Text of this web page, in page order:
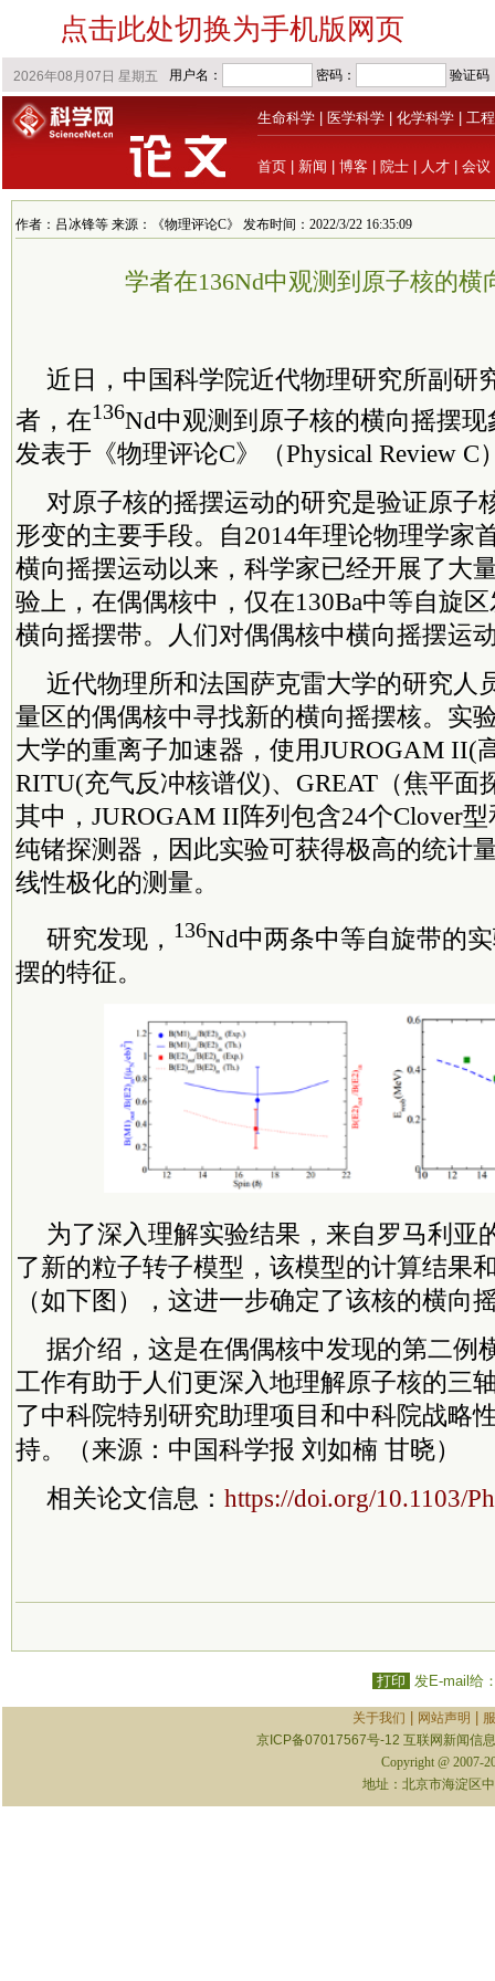
点击此处切换为手机版网页
生命科学 医学科学 化学科学 工
首页 新闻 博客 院士 人才 会议
作者：吕冰锋等 来源：《物理评论C》 发布时间：2022/3/22 16:35:09
学者在136Nd中观测到原子核的横
近日，中国科学院近代物理研究所副研
者，在136Nd中观测到原子核的横向摇摆
发表于《物理评论C》（Physical Review C
对原子核的摇摆运动的研究是验证原子
形变的主要手段。自2014年理论物理学家
横向摇摆运动以来，科学家已经开展了大
验上，在偶偶核中，仅在130Ba中等自旋
横向摇摆带。人们对偶偶核中横向摇摆运
近代物理所和法国萨克雷大学的研究人
量区的偶偶核中寻找新的横向摇摆核。实
大学的重离子加速器，使用JUROGAM II(
RITU(充气反冲核谱仪)、GREAT（焦平面
其中，JUROGAM II阵列包含24个Clover型
纯锗探测器，因此实验可获得极高的统计
线性极化的测量。
研究发现， 136Nd中两条中等自旋带的
摆的特征。
为了深入理解实验结果，来自罗马利亚
了新的粒子转子模型，该模型的计算结果
（如下图），这进一步确定了该核的横向
据介绍，这是在偶偶核中发现的第二例
工作有助于人们更深入地理解原子核的三
了中科院特别研究助理项目和中科院战略
持。（来源：中国科学报 刘如楠 甘晓）
相关论文信息： https://doi.org/10.1103/
打印 发E-mail给
关于我们 网站声明
京ICP备07017567号-12 互联网新闻信
Copyright @ 2007-
地址：北京市海淀区